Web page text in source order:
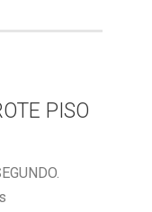
PISO